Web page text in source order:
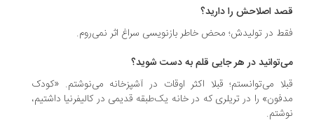
اصلاحش را دارید؟
در تولیدش؛ محض خاطر بازنویسی سراغ اثر نمی‌روم.
در هر جایی قلم به دست شوید؟
می‌توانستم؛ قبلا اکثر اوقات در آشپزخانه می‌نوشتم. «کودک
را در تریلری که در خانه‌ یک‌طبقه قدیمی در کالیفرنیا داشتیم،